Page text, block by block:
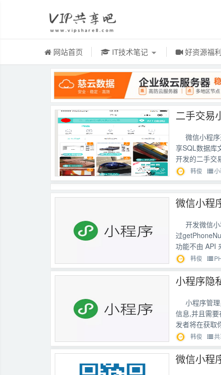
网站首页 IT技术笔记 好资源福利
微信小程
享SQL数据库
开发的二手交
韩俊
开发微信
过
功能不由 API
韩俊
小程序隐
小程序管
信息,并且需
发者将在获取
韩俊